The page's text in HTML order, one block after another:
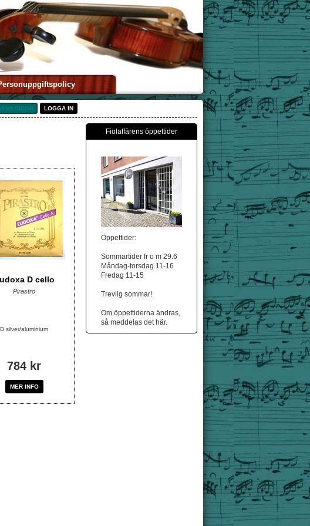
LOGGA IN
D cello
Pirastro
D silver/aluminium
784 kr
MER INFO
Fiolaffärens öppettider
Öppettider:
Sommartider fr o m 29.6
Måndag-torsdag 11-16
Fredag 11-15
Trevlig sommar!
Om öppettiderna ändras,
så meddelas det här.